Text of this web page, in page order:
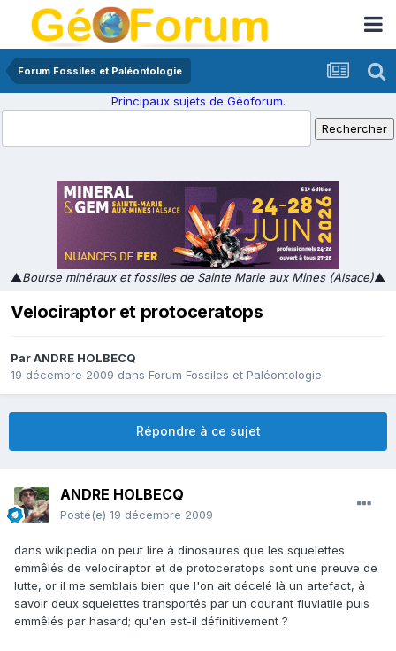
Forum Fossiles et Paléontologie
Principaux sujets de Géoforum.
▲Bourse minéraux et fossiles de Sainte Marie aux Mines (Alsace)▲
Velociraptor et protoceratops
ParANDRE HOLBECQ
19 décembre 2009 dans Forum Fossiles et Paléontologie
Répondre à ce sujet
ANDRE HOLBECQ
Posté(e) 19 décembre 2009
dans wikipedia on peut lire à dinosaures que les squelettes
emmêlés de velociraptor et de protoceratops sont une preuve de
lutte, or il me semblais bien que l'on ait décelé là un artefact, à
savoir deux squelettes transportés par un courant fluviatile puis
emmêlés par hasard; qu'en est-il définitivement ?